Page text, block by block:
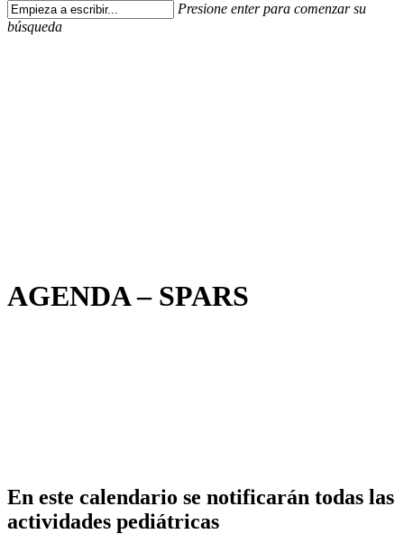
Presione enter para comenzar su
búsqueda
AGENDA – SPARS
En este calendario se notificarán todas las
actividades pediátricas